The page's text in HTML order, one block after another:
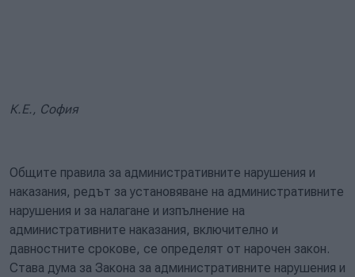
К.Е., София
Общите правила за административните нарушения и
наказания, редът за установяване на административните
нарушения и за налагане и изпълнение на
административните наказания, включително и
давностните срокове, се определят от нарочен закон.
Става дума за Закона за административните нарушения и